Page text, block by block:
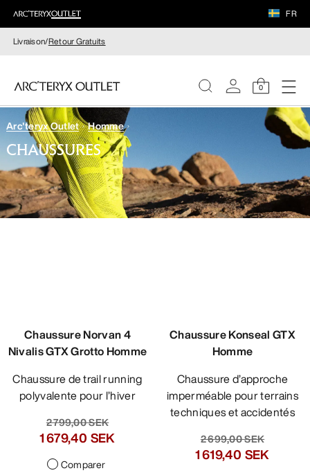
FR
Livraison/Retour Gratuits
0
FEMME
HOMME
Arc'teryx Outlet Homme
CHAUSSURES
Chaussure Norvan 4
Nivalis GTX Grotto Homme
Chaussure de trail running
polyvalente pour l’hiver
2 799,00 SEK
1 679,40 SEK
Comparer
Chaussure Konseal GTX
Homme
Chaussure d’approche
imperméable pour terrains
techniques et accidentés
2 699,00 SEK
1 619,40 SEK